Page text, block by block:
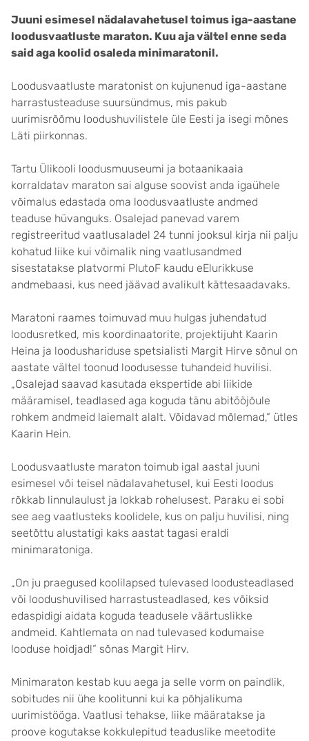
Juuni esimesel nädalavahetusel toimus iga-aastane
loodusvaatluste maraton. Kuu aja vältel enne seda
said aga koolid osaleda minimaratonil.
Loodusvaatluste maratonist on kujunenud iga-aastane
harrastusteaduse suursündmus, mis pakub
uurimisrõõmu loodushuvilistele üle Eesti ja isegi mõnes
Läti piirkonnas.
Tartu Ülikooli loodusmuuseumi ja botaanikaaia
korraldatav maraton sai alguse soovist anda igaühele
võimalus edastada oma loodusvaatluste andmed
teaduse hüvanguks. Osalejad panevad varem
registreeritud vaatlusaladel 24 tunni jooksul kirja nii palju
kohatud liike kui võimalik ning vaatlusandmed
sisestatakse platvormi PlutoF kaudu eElurikkuse
andmebaasi, kus need jäävad avalikult kättesaadavaks.
Maratoni raames toimuvad muu hulgas juhendatud
loodusretked, mis koordinaatorite, projektijuht Kaarin
Heina ja loodushariduse spetsialisti Margit Hirve sõnul on
aastate vältel toonud loodusesse tuhandeid huvilisi.
„Osalejad saavad kasutada ekspertide abi liikide
määramisel, teadlased aga koguda tänu abitööjõule
rohkem andmeid laiemalt alalt. Võidavad mõlemad,“ ütles
Kaarin Hein.
Loodusvaatluste maraton toimub igal aastal juuni
esimesel või teisel nädalavahetusel, kui Eesti loodus
rõkkab linnulaulust ja lokkab rohelusest. Paraku ei sobi
see aeg vaatlusteks koolidele, kus on palju huvilisi, ning
seetõttu alustatigi kaks aastat tagasi eraldi
minimaratoniga.
„On ju praegused koolilapsed tulevased loodusteadlased
või loodushuvilised harrastusteadlased, kes võiksid
edaspidigi aidata koguda teadusele väärtuslikke
andmeid. Kahtlemata on nad tulevased kodumaise
looduse hoidjad!“ sõnas Margit Hirv.
Minimaraton kestab kuu aega ja selle vorm on paindlik,
sobitudes nii ühe koolitunni kui ka põhjalikuma
uurimistööga. Vaatlusi tehakse, liike määratakse ja
proove kogutakse kokkulepitud teaduslike meetodite